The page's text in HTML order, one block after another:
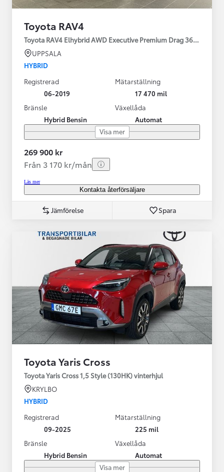
Toyota RAV4
Toyota RAV4 Elhybrid AWD Executive Premium Drag 360-kamera
UPPSALA
HYBRID
Registrerad
06-2019
Mätarställning
17 470 mil
Bränsle
Hybrid Bensin
Växellåda
Automat
Visa mer
269 900 kr
Från 3 170 kr/mån
Läs mer
Kontakta återförsäljare
Jämförelse Spara
Toyota Yaris Cross
Toyota Yaris Cross 1,5 Style (130HK) vinterhjul
KRYLBO
HYBRID
Registrerad
09-2025
Mätarställning
225 mil
Bränsle
Hybrid Bensin
Växellåda
Automat
Visa mer